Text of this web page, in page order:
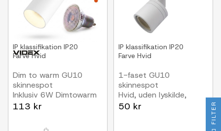
IP klassifikation IP20
FarveHvid
Dim to warm GU10
skinnespot
Inklusiv 6W Dimtowarm
pære, Hvid, 1-faset,
113 kr
IP klassifikation IP20
Farve Hvid
1-faset GU10
skinnespot
Hvid, uden lyskilde,
1F3W
50 kr FILTER